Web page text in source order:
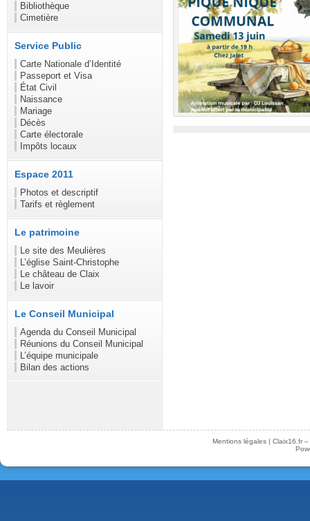
Bibliothèque
Cimetière
Service Public
Carte Nationale d’Identité
Passeport et Visa
État Civil
Naissance
Mariage
Décès
Carte électorale
Impôts locaux
Espace 2011
Photos et descriptif
Tarifs et règlement
Le patrimoine
Le site des Meulières
L’église Saint-Christophe
Le château de Claix
Le lavoir
Le Conseil Municipal
Agenda du Conseil Municipal
Réunions du Conseil Municipal
L’équipe municipale
Bilan des actions
Mentions légales| Claix16.fr